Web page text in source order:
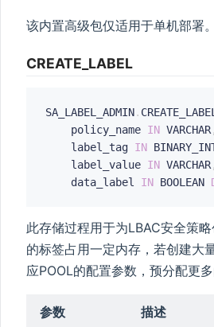
该内置高级包仅适用于单机部署。
CREATE_LABEL
SA_LABEL_ADMIN.
    policy_name
IN VARCHAR,
    label_tag
IN
    label_value
IN VARCHAR,
    data_label
IN BOOLEAN
此存储过程用于为LBAC安全策
的标签占用一定内存，若创建大
应POOL的配置参数，预分配更多
参数 描述